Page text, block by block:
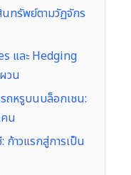
นทรัพย์ตามวัฏจักร
และ Hedging
วน
ถหรูบนบล็อกเชน:
คน
ก้าวแรกสู่การเป็น